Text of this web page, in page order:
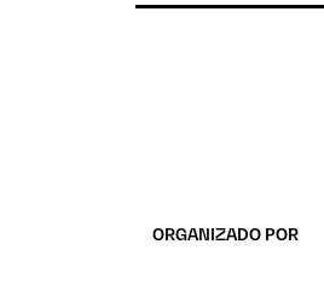
ORGANIZADO POR